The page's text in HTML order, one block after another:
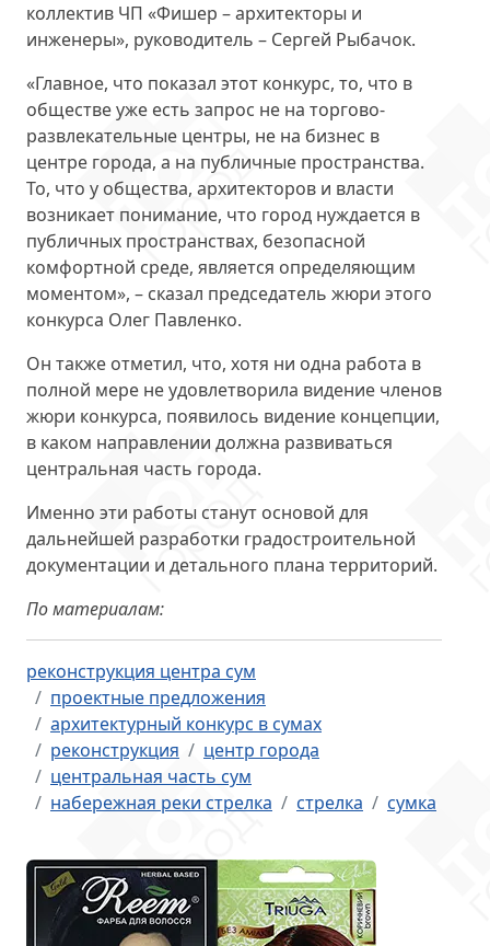
коллектив ЧП «Фишер – архитекторы и
инженеры», руководитель – Сергей Рыбачок.
«Главное, что показал этот конкурс, то, что в
обществе уже есть запрос не на торгово-
развлекательные центры, не на бизнес в
центре города, а на публичные пространства.
То, что у общества, архитекторов и власти
возникает понимание, что город нуждается в
публичных пространствах, безопасной
комфортной среде, является определяющим
моментом», – сказал председатель жюри этого
конкурса Олег Павленко.
Он также отметил, что, хотя ни одна работа в
полной мере не удовлетворила видение членов
жюри конкурса, появилось видение концепции,
в каком направлении должна развиваться
центральная часть города.
Именно эти работы станут основой для
дальнейшей разработки градостроительной
документации и детального плана территорий.
По материалам:
реконструкция центра сум
проектные предложения
архитектурный конкурс в сумах
реконструкция
центр города
центральная часть сум
набережная реки стрелка
стрелка сумка